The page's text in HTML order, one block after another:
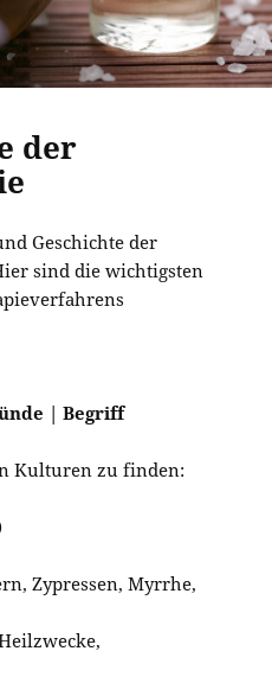
der
Geschichte der
sind die wichtigsten
| Begriff
Kulturen zu finden:
Zypressen, Myrrhe,